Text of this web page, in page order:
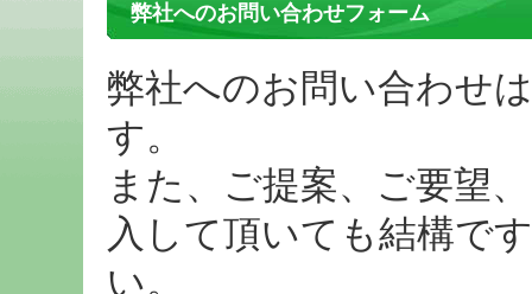
弊社へのお問い合わせフォーム
弊社へのお問い合わせ
す。
また、ご提案、ご要望
入して頂いても結構で
い。